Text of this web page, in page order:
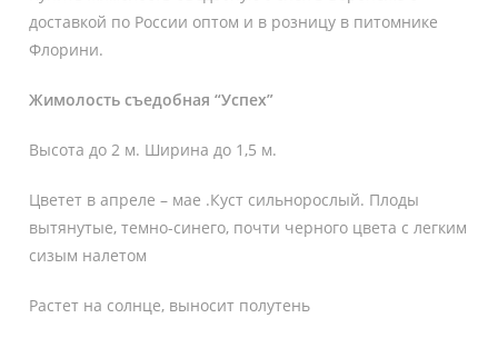
доставкой по России оптом и в розницу в питомнике
Флорини.
Жимолость съедобная “Успех”
Высота до 2 м. Ширина до 1,5 м.
Цветет в апреле – мае .Куст сильнорослый. Плоды
вытянутые, темно-синего, почти черного цвета с легким
сизым налетом
Растет на солнце, выносит полутень